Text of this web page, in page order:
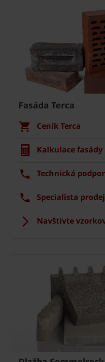
Fasáda Terca
Ceník Terca
Kalkulace fasády
Technická
Specialista
Navštivte